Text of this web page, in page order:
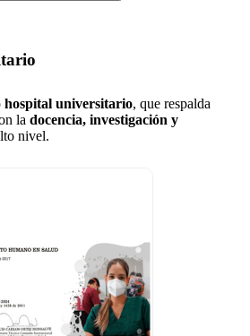
hospital universitario, que respalda
la docencia, investigación y
nivel.